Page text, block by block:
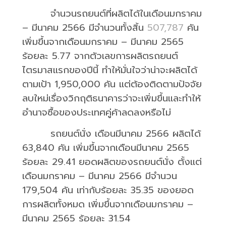
จำนวนรถยนต์ที่ผลิตได้ในเดือนมกราคม
– มีนาคม 2566 มีจำนวนทั้งสิ้น 507,787 คัน
เพิ่มขึ้นจากเดือนมกราคม – มีนาคม 2565
ร้อยละ 5.77 จากตัวเลขการผลิตรถยนต์
ไตรมาสแรกของปีนี้ ทำให้มั่นใจว่าน่าจะผลิตได้
ตามเป้า 1,950,000 คัน แต่ต้องติดตามปัจจัย
ลบใหม่เรื่องวิกฤติธนาคารว่าจะเพิ่มขึ้นและทำให้
อำนาจซื้อของประเทศคู่ค้าลดลงหรือไม่
รถยนต์นั่ง เดือนมีนาคม 2566 ผลิตได้
63,840 คัน เพิ่มขึ้นจากเดือนมีนาคม 2565
ร้อยละ 29.41 ยอดผลิตของรถยนต์นั่ง ตั้งแต่
เดือนมกราคม – มีนาคม 2566 มีจำนวน
179,504 คัน เท่ากับร้อยละ 35.35 ของยอด
การผลิตทั้งหมด เพิ่มขึ้นจากเดือนมกราคม –
มีนาคม 2565 ร้อยละ 31.54